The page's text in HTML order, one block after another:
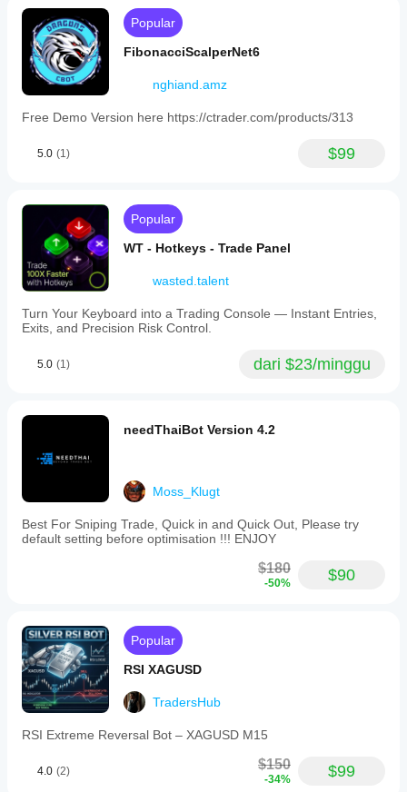
Popular
FibonacciScalperNet6
nghiand.amz
Free Demo Version here https://ctrader.com/products/313
5.0 (1) $99
Popular
WT - Hotkeys - Trade Panel
wasted.talent
Turn Your Keyboard into a Trading Console — Instant Entries,
Exits, and Precision Risk Control.
5.0 (1) dari $23/minggu
needThaiBot Version 4.2
Moss_Klugt
Best For Sniping Trade, Quick in and Quick Out, Please try
default setting before optimisation !!! ENJOY
$180
-50% $90
Popular
RSI XAGUSD
TradersHub
RSI Extreme Reversal Bot – XAGUSD M15
4.0 (2) $150
-34% $99